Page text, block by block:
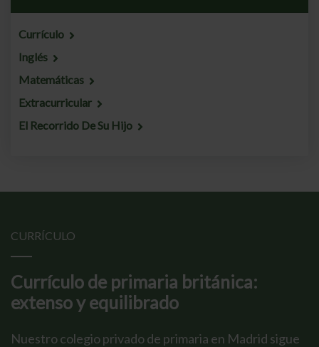
Currículo
Inglés
Matemáticas
Extracurricular
El Recorrido De Su Hijo
CURRÍCULO
Currículo de primaria británica:
extenso y equilibrado
Nuestro colegio privado de primaria en Madrid sigue